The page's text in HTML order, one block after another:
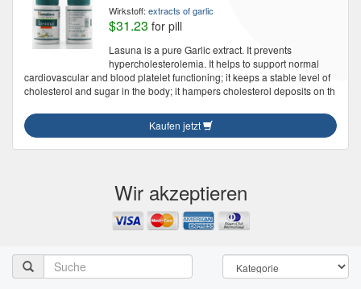
Wirkstoff: extracts of garlic
$31.23 for pill
Lasuna is a pure Garlic extract. It prevents
hypercholesterolemia. It helps to support normal
cardiovascular and blood platelet functioning; it keeps a stable level of
cholesterol and sugar in the body; it hampers cholesterol deposits on th
Kaufen jetzt
Wir akzeptieren